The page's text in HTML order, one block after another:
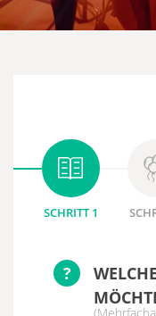
SCHRITT 1
?